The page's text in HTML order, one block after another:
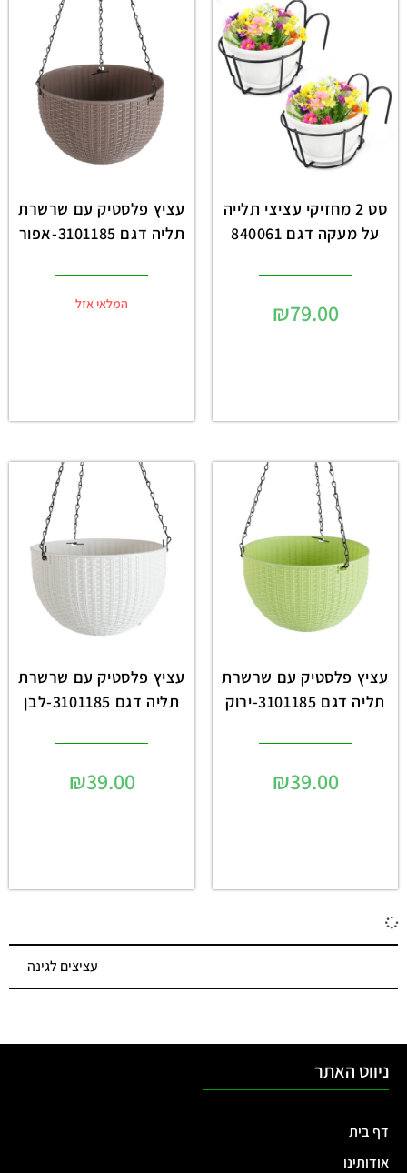
עציצים לגינה
סט 2 מחזיקי עציצי תלייה
על מעקה דגם 840061
₪79.00
עציץ פלסטיק עם שרשרת
תליה דגם 3101185-אפור
המלאי אזל
עציץ פלסטיק עם שרשרת
תליה דגם 3101185-ירוק
₪39.00
עציץ פלסטיק עם שרשרת
תליה דגם 3101185-לבן
₪39.00
ניווט האתר
דף בית
אודותינו